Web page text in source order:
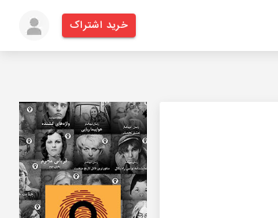
خرید اشتراک